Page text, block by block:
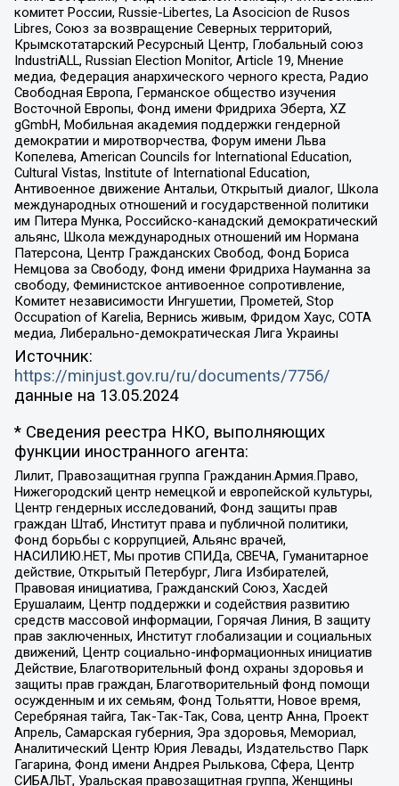
комитет России, Russie-Libertes, La Asocicion de Rusos
Libres, Союз за возвращение Северных территорий,
Крымскотатарский Ресурсный Центр, Глобальный союз
IndustriALL, Russian Election Monitor, Article 19, Мнение
медиа, Федерация анархического черного креста, Радио
Свободная Европа, Германское общество изучения
Восточной Европы, Фонд имени Фридриха Эберта, XZ
gGmbH, Мобильная академия поддержки гендерной
демократии и миротворчества, Форум имени Льва
Копелева, American Councils for International Education,
Cultural Vistas, Institute of International Education,
Антивоенное движение Антальи, Открытый диалог, Школа
международных отношений и государственной политики
им Питера Мунка, Российско-канадский демократический
альянс, Школа международных отношений им Нормана
Патерсона, Центр Гражданских Свобод, Фонд Бориса
Немцова за Свободу, Фонд имени Фридриха Науманна за
свободу, Феминистское антивоенное сопротивление,
Комитет независимости Ингушетии, Прометей, Stop
Occupation of Karelia, Вернись живым, Фридом Хаус, СОТА
медиа, Либерально-демократическая Лига Украины
Источник:
https://minjust.gov.ru/ru/documents/7756/
данные на 13.05.2024
* Сведения реестра НКО, выполняющих
функции иностранного агента:
Лилит, Правозащитная группа Гражданин.Армия.Право,
Нижегородский центр немецкой и европейской культуры,
Центр гендерных исследований, Фонд защиты прав
граждан Штаб, Институт права и публичной политики,
Фонд борьбы с коррупцией, Альянс врачей,
НАСИЛИЮ.НЕТ, Мы против СПИДа, СВЕЧА, Гуманитарное
действие, Открытый Петербург, Лига Избирателей,
Правовая инициатива, Гражданский Союз, Хасдей
Ерушалаим, Центр поддержки и содействия развитию
средств массовой информации, Горячая Линия, В защиту
прав заключенных, Институт глобализации и социальных
движений, Центр социально-информационных инициатив
Действие, Благотворительный фонд охраны здоровья и
защиты прав граждан, Благотворительный фонд помощи
осужденным и их семьям, Фонд Тольятти, Новое время,
Серебряная тайга, Так-Так-Так, Сова, центр Анна, Проект
Апрель, Самарская губерния, Эра здоровья, Мемориал,
Аналитический Центр Юрия Левады, Издательство Парк
Гагарина, Фонд имени Андрея Рылькова, Сфера, Центр
СИБАЛЬТ, Уральская правозащитная группа, Женщины